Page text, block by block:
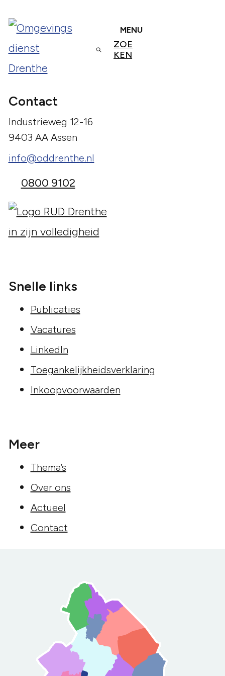
MENU
ZOE
KEN
Contact
Industrieweg 12-16
9403 AA Assen
info@oddrenthe.nl
0800 9102
Snelle links
Publicaties
Vacatures
LinkedIn
Toegankelijkheidsverklaring
Inkoopvoorwaarden
Meer
Thema’s
Over ons
Actueel
Contact